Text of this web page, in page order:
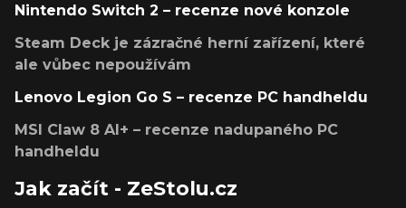
Nintendo Switch 2 – recenze nové konzole
Steam Deck je zázračné herní zařízení, které
ale vůbec nepoužívám
Lenovo Legion Go S – recenze PC handheldu
MSI Claw 8 AI+ – recenze nadupaného PC
handheldu
Jak začít - ZeStolu.cz